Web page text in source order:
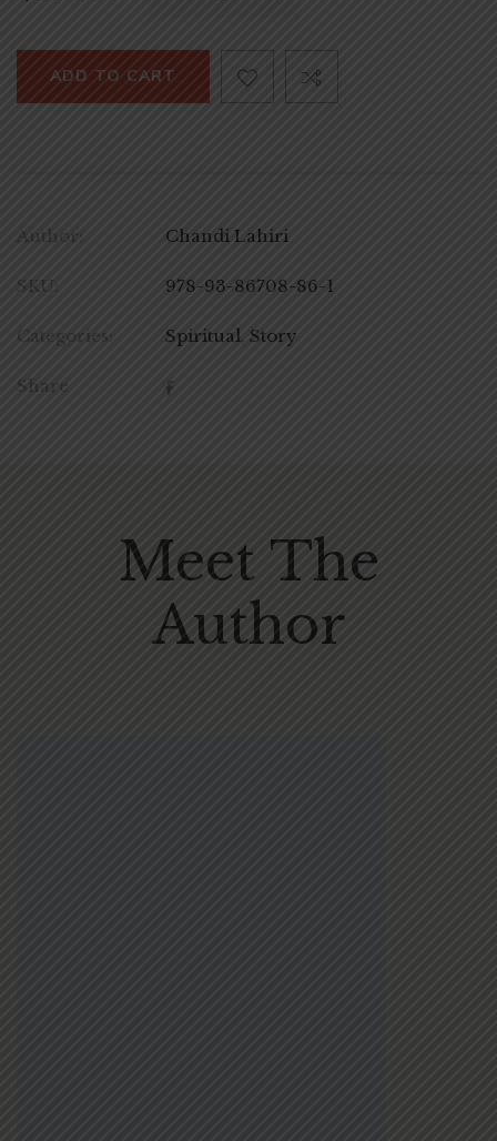
ADD TO CART
Author: Chandi Lahiri
SKU: 978-93-86708-86-1
Categories: Spiritual, Story
Share
Meet The
Author